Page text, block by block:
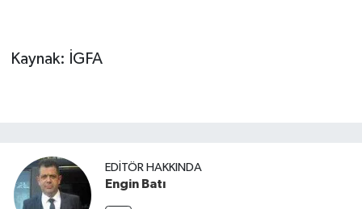
Kaynak: İGFA
EDITÖR HAKKINDA
Engin Batı